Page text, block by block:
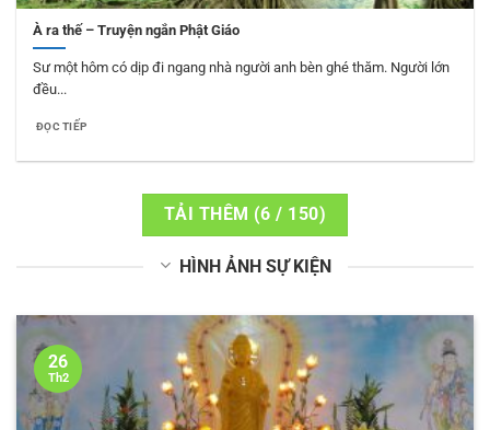
À ra thế – Truyện ngắn Phật Giáo
Sư một hôm có dịp đi ngang nhà người anh bèn ghé thăm. Người lớn
đều...
ĐỌC TIẾP
TẢI THÊM (6 / 150)
HÌNH ẢNH SỰ KIỆN
26
Th2